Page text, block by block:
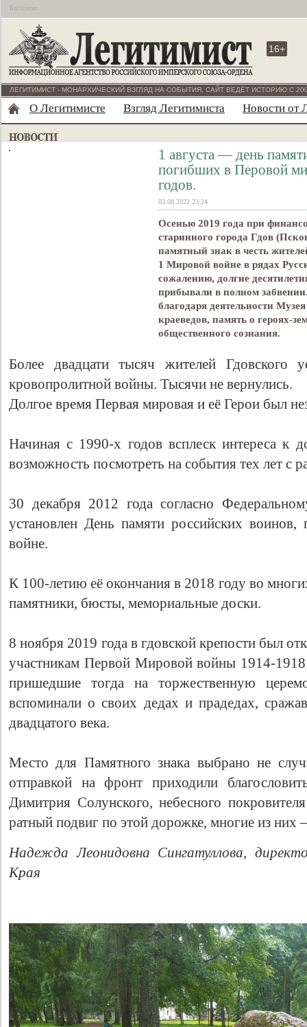
Бесплатно
16+
ЛЕГИТИМИСТ - МОНАРХИЧЕСКИЙ ВЗГЛЯД НА СОБЫТИЯ. САЙТ ВЕДЁТ ИСТОРИЮ С
О Легитимисте Взгляд Легитимиста Новости от
1 августа — день
погибших в Перовой
годов.
03.08.2022 23:24
Осенью 2019 года при
старинного города Гдов
памятный знак в честь
1 Мировой войне в рядах
сожалению, долгие
прибывали в полном
благодаря деятельности
краеведов, память о героях-
общественного сознания.
Более двадцати тысяч жителей
кровопролитной войны. Тысячи не вернулись.
Долгое время Первая мировая и её Герои был
Начиная с 1990-х годов всплеск интереса к
возможность посмотреть на события тех лет с
30 декабря 2012 года согласно
установлен День памяти российских
войне.
К 100-летию её окончания в 2018 году во
памятники, бюсты, мемориальные доски.
8 ноября 2019 года в гдовской крепости был
участникам Первой Мировой войны 1914-
пришедшие тогда на торжественную
вспоминали о своих дедах и прадедах,
двадцатого века.
Место для Памятного знака выбрано не
отправкой на фронт приходили
Димитрия Солунского, небесного
ратный подвиг по этой дорожке, многие из них
Надежда Леонидовна Сингатуллова,
Края
Свидетельство